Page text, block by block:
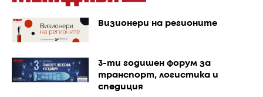
Визионери на регионите
3-ти годишен форум за
транспорт, логистика и
спедиция